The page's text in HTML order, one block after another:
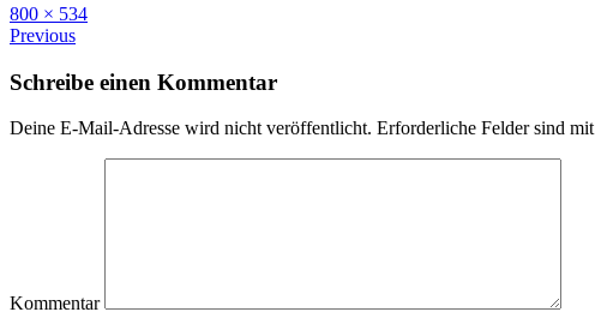
Full
size
800 × 534
Previous
Schreibe einen Kommentar
Deine E-Mail-Adresse wird nicht veröffentlicht. Erforderliche Felder sind mit
Kommentar